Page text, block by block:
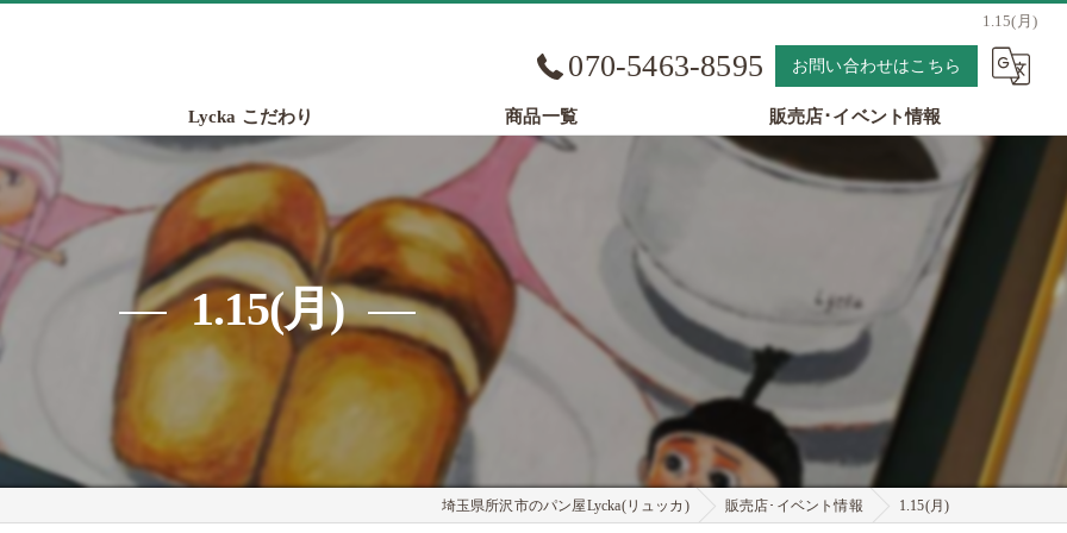
1.15(月)
070-5463-8595 お問い合わせはこちら
Lycka こだわり 商品一覧 販売店･イベント情報
1.15(月)
埼玉県所沢市のパン屋Lycka(リュッカ) 販売店･イベント情報 1.15(月)